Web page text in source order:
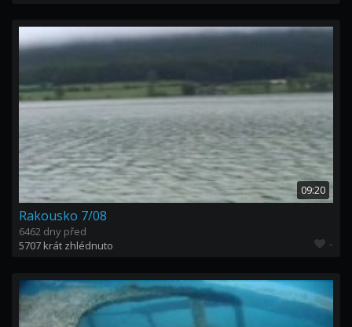
09:20
Rakousko 7/08
6462 dny před
5707 krát zhlédnuto
-